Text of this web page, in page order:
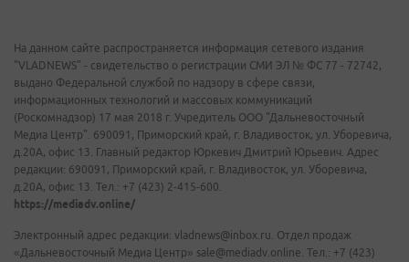
На данном сайте распространяется информация сетевого издания
"VLADNEWS" - свидетельство о регистрации СМИ ЭЛ № ФС 77 - 72742,
выдано Федеральной службой по надзору в сфере связи,
информационных технологий и массовых коммуникаций
(Роскомнадзор) 17 мая 2018 г. Учредитель ООО "Дальневосточный
Медиа Центр". 690091, Приморский край, г. Владивосток, ул. Уборевича,
д.20А, офис 13. Главный редактор Юркевич Дмитрий Юрьевич. Адрес
редакции: 690091, Приморский край, г. Владивосток, ул. Уборевича,
д.20А, офис 13. Тел.: +7 (423) 2-415-600.
https://mediadv.online/
Электронный адрес редакции: vladnews@inbox.ru. Отдел продаж
«Дальневосточный Медиа Центр» sale@mediadv.online. Тел.: +7 (423)